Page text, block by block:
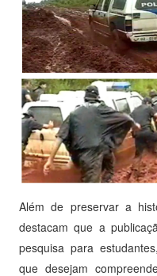
Além de preservar a
destacam que a
pesquisa para
que desejam